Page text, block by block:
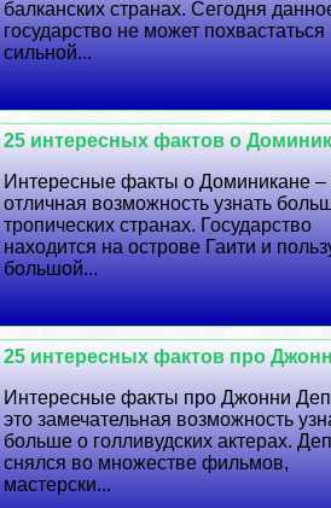
балканских странах. Сегодня
государство не может похвастаться
сильной...
25 интересных фактов о
Интересные факты о Доминикане –
отличная возможность узнать
тропических странах. Государство
находится на острове Гаити и
большой...
25 интересных фактов про
Интересные факты про Джонни
это замечательная возможность
больше о голливудских актерах.
снялся во множестве фильмов,
мастерски...